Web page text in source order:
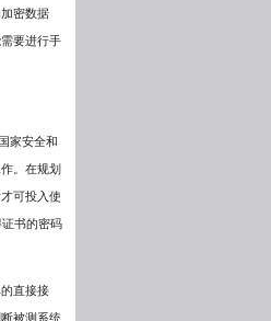
密数据
要进行手
家安全和
。在规划
可投入使
证书的密码
直接接
被测系统